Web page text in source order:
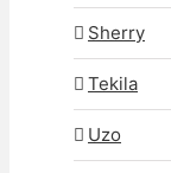
Sherry
Tekila
Uzo